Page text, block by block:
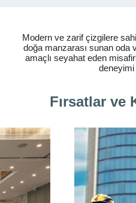
Modern ve zarif çizgilere
doğa manzarası sunan oda
amaçlı seyahat eden
Fırsatlar ve